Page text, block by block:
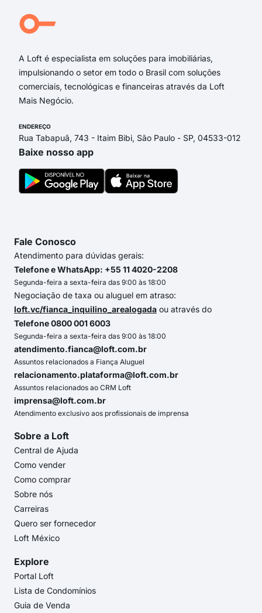
A Loft é especialista em soluções para imobiliárias,
impulsionando o setor em todo o Brasil com soluções
comerciais, tecnológicas e financeiras através da Loft
Mais Negócio.
ENDEREÇO
Rua Tabapuã, 743 - Itaim Bibi, São Paulo - SP, 04533-012
Baixe nosso app
Fale Conosco
Atendimento para dúvidas gerais:
Telefone e WhatsApp: +55 11 4020-2208
Segunda-feira a sexta-feira das 9:00 às 18:00
Negociação de taxa ou aluguel em atraso:
loft.vc/fianca_inquilino_arealogada ou através do
Telefone 0800 001 6003
Segunda-feira a sexta-feira das 9:00 às 18:00
atendimento.fianca@loft.com.br
Assuntos relacionados a Fiança Aluguel
relacionamento.plataforma@loft.com.br
Assuntos relacionados ao CRM Loft
imprensa@loft.com.br
Atendimento exclusivo aos profissionais de imprensa
Sobre a Loft
Central de Ajuda
Como vender
Como comprar
Sobre nós
Carreiras
Quero ser fornecedor
Loft México
Explore
Portal Loft
Lista de Condomínios
Guia de Venda